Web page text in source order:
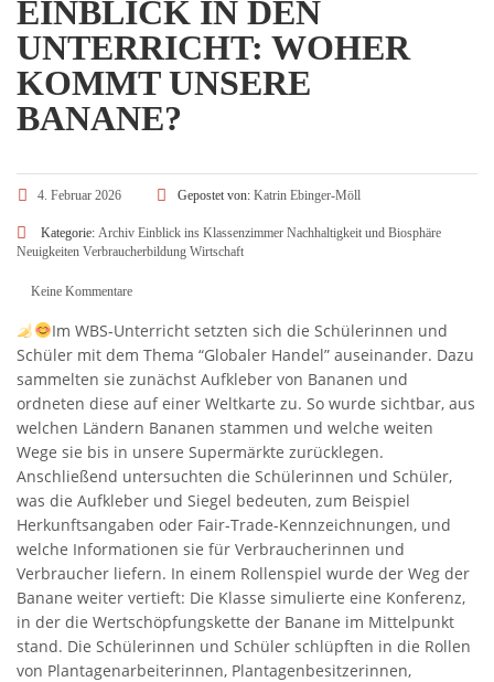
EINBLICK IN DEN
UNTERRICHT: WOHER
KOMMT UNSERE
BANANE?
4. Februar 2026 Gepostet von: Katrin Ebinger-Möll
Kategorie: Archiv Einblick ins Klassenzimmer Nachhaltigkeit und Biosphäre
Neuigkeiten Verbraucherbildung Wirtschaft
Keine Kommentare
Im WBS-Unterricht setzten sich die Schülerinnen und
Schüler mit dem Thema “Globaler Handel” auseinander. Dazu
sammelten sie zunächst Aufkleber von Bananen und
ordneten diese auf einer Weltkarte zu. So wurde sichtbar, aus
welchen Ländern Bananen stammen und welche weiten
Wege sie bis in unsere Supermärkte zurücklegen.
Anschließend untersuchten die Schülerinnen und Schüler,
was die Aufkleber und Siegel bedeuten, zum Beispiel
Herkunftsangaben oder Fair-Trade-Kennzeichnungen, und
welche Informationen sie für Verbraucherinnen und
Verbraucher liefern. In einem Rollenspiel wurde der Weg der
Banane weiter vertieft: Die Klasse simulierte eine Konferenz,
in der die Wertschöpfungskette der Banane im Mittelpunkt
stand. Die Schülerinnen und Schüler schlüpften in die Rollen
von Plantagenarbeiterinnen, Plantagenbesitzerinnen,